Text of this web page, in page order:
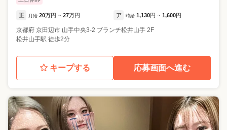
正 月給 20万円 ~ 27万円 ア 時給 1,130円 ~ 1,600円
京都府 京田辺市 山手中央3-2 ブランチ松井山手 2F
松井山手駅 徒歩2分
キープする 応募画面へ進む